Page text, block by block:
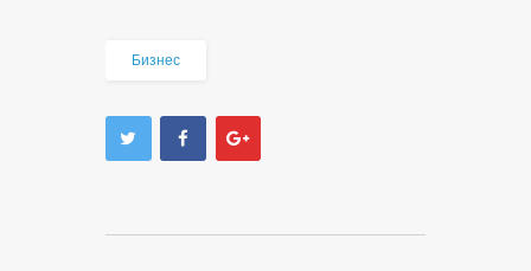
Бизнес